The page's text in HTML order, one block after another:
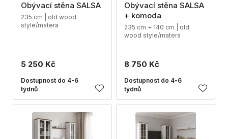
Obývací stěna SALSA
235 cm | old wood
style/matera
5 250 Kč
Dostupnost do 4-6
týdnů
Obývací stěna SALSA
+ komoda
235 cm + 140 cm | old
wood style/matera
8 750 Kč
Dostupnost do 4-6
týdnů